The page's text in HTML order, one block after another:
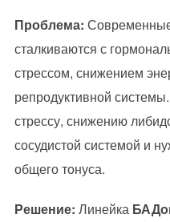
Проблема:
сталкиваются с
стрессом, снижением
репродуктивной
стрессу, снижению
сосудистой системой и
общего тонуса.
Решение: Линейка